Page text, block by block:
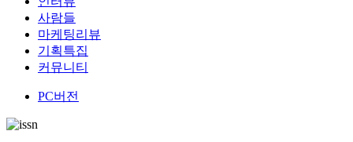
사람들
마케팅리뷰
기획특집
커뮤니티
PC버전